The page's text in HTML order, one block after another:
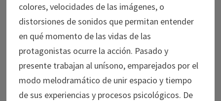
colores, velocidades de las imágenes, o
distorsiones de sonidos que permitan entender
en qué momento de las vidas de las
protagonistas ocurre la acción. Pasado y
presente trabajan al unísono, emparejados por el
modo melodramático de unir espacio y tiempo
de sus experiencias y procesos psicológicos. De